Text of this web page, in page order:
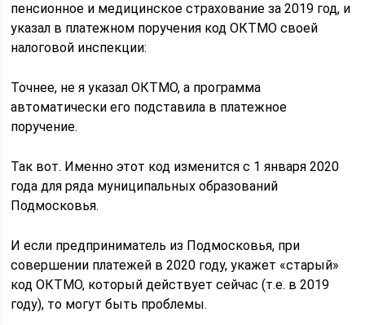
пенсионное и медицинское страхование за 2019 год, и
указал в платежном поручения код ОКТМО своей
налоговой инспекции:
Точнее, не я указал ОКТМО, а программа
автоматически его подставила в платежное
поручение.
Так вот. Именно этот код изменится с 1 января 2020
года для ряда муниципальных образований
Подмосковья.
И если предприниматель из Подмосковья, при
совершении платежей в 2020 году, укажет «старый»
код ОКТМО, который действует сейчас (т.е. в 2019
году), то могут быть проблемы.